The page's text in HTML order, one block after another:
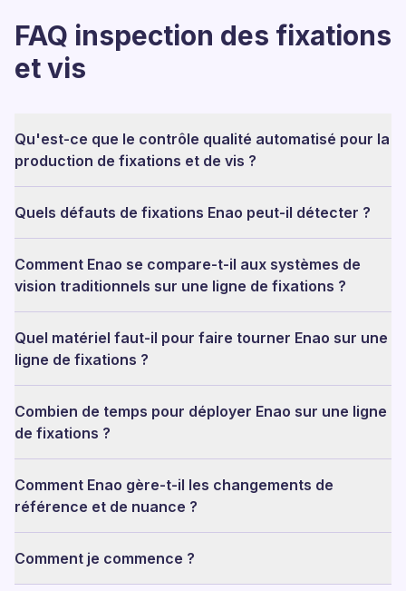
FAQ inspection des fixations
et vis
Qu'est-ce que le contrôle qualité automatisé pour la
production de fixations et de vis ?
Quels défauts de fixations Enao peut-il détecter ?
Comment Enao se compare-t-il aux systèmes de
vision traditionnels sur une ligne de fixations ?
Quel matériel faut-il pour faire tourner Enao sur une
ligne de fixations ?
Combien de temps pour déployer Enao sur une ligne
de fixations ?
Comment Enao gère-t-il les changements de
référence et de nuance ?
Comment je commence ?